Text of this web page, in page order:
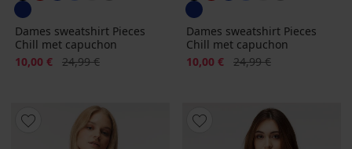
Dames sweatshirt Pieces
Chill met capuchon
Korting
10,00 € Oorspronkelijke prijs
24,99 €
Dames sweatshirt Pieces
Chill met capuchon
Korting
10,00 € Oorspronkelijke prijs
24,99 €